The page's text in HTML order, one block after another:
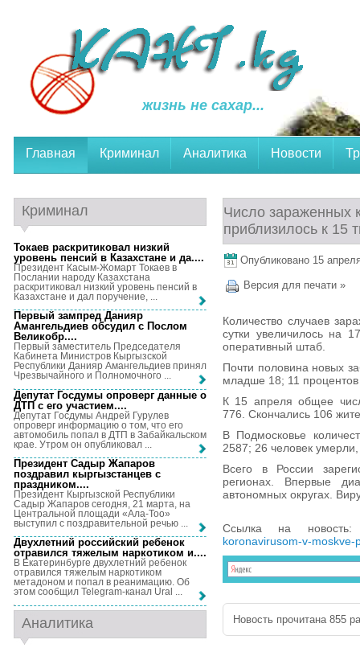
жизнь не сахар...
Главная Криминал Аналитика Новости
Число зараженных
приблизилось к 15
Опубликовано 15
Версия для печати »
Количество случаев
сутки увеличилось на
оперативный штаб.
Почти половина новых
младше 18; 11
К 15 апреля общее
776. Скончались 106
В Подмосковье
2587; 26 человек
Всего в России
регионах. Впервые
автономных округах.
Ссылка на
koronavirusom-v-
Новость прочитана 855
Криминал
Токаев раскритиковал низкий
уровень пенсий в Казахстане и да....
Президент Касым-Жомарт Токаев в
Послании народу Казахстана
раскритиковал низкий уровень пенсий в
Казахстане и дал поручение, ...
Первый зампред Данияр
Амангельдиев обсудил с Послом
Великобр....
Первый заместитель Председателя
Кабинета Министров Кыргызской
Республики Данияр Амангельдиев принял
Чрезвычайного и Полномочного ...
Депутат Госдумы опроверг данные о
ДТП с его участием....
Депутат Госдумы Андрей Гурулев
опроверг информацию о том, что его
автомобиль попал в ДТП в Забайкальском
крае. Утром он опубликовал ...
Президент Садыр Жапаров
поздравил кыргызстанцев с
праздником....
Президент Кыргызской Республики
Садыр Жапаров сегодня, 21 марта, на
Центральной площади «Ала-Тоо»
выступил с поздравительной речью ...
Двухлетний российский ребенок
отравился тяжелым наркотиком и....
В Екатеринбурге двухлетний ребенок
отравился тяжелым наркотиком
метадоном и попал в реанимацию. Об
этом сообщил Telegram-канал Ural ...
Аналитика